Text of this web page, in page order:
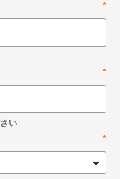
*
*
*